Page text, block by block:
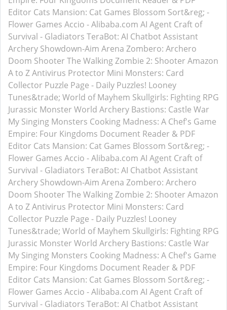
Editor Cats Mansion: Cat Games Blossom Sort&reg; -
Flower Games Accio - Alibaba.com AI Agent Craft of
Survival - Gladiators TeraBot: AI Chatbot Assistant
Archery Showdown-Aim Arena Zombero: Archero
Doom Shooter The Walking Zombie 2: Shooter Amazon
A to ZAntivirus Protector Mini Monsters: Card
Collector Puzzle Page - Daily Puzzles! Looney
Tunes&trade; World of Mayhem Skullgirls: Fighting RPG
Jurassic Monster World Archery Bastions: Castle War
My Singing Monsters Cooking Madness: A Chef's Game
Empire: Four Kingdoms Document Reader & PDF
Editor Cats Mansion: Cat Games Blossom Sort&reg; -
Flower Games Accio - Alibaba.com AI Agent Craft of
Survival - Gladiators TeraBot: AI Chatbot Assistant
Archery Showdown-Aim Arena Zombero: Archero
Doom Shooter The Walking Zombie 2: Shooter Amazon
A to ZAntivirus Protector Mini Monsters: Card
Collector Puzzle Page - Daily Puzzles! Looney
Tunes&trade; World of Mayhem Skullgirls: Fighting RPG
Jurassic Monster World Archery Bastions: Castle War
My Singing Monsters Cooking Madness: A Chef's Game
Empire: Four Kingdoms Document Reader & PDF
Editor Cats Mansion: Cat Games Blossom Sort&reg; -
Flower Games Accio - Alibaba.com AI Agent Craft of
Survival - Gladiators TeraBot: AI Chatbot Assistant